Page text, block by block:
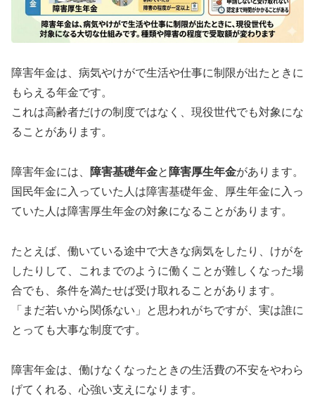
障害年金は、病気やけがで生活や仕事に制限が出たときに
もらえる年金です。
これは高齢者だけの制度ではなく、現役世代でも対象にな
ることがあります。
障害年金には、 障害基礎年金と 障害厚生年金があります。
国民年金に入っていた人は障害基礎年金、厚生年金に入っ
ていた人は障害厚生年金の対象になることがあります。
たとえば、働いている途中で大きな病気をしたり、けがを
したりして、これまでのように働くことが難しくなった場
合でも、条件を満たせば受け取れることがあります。
「まだ若いから関係ない」と思われがちですが、実は誰に
とっても大事な制度です。
障害年金は、働けなくなったときの生活費の不安をやわら
げてくれる、心強い支えになります。